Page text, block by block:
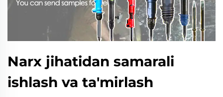
Narx jihatidan samarali
ishlash va ta'mirlash